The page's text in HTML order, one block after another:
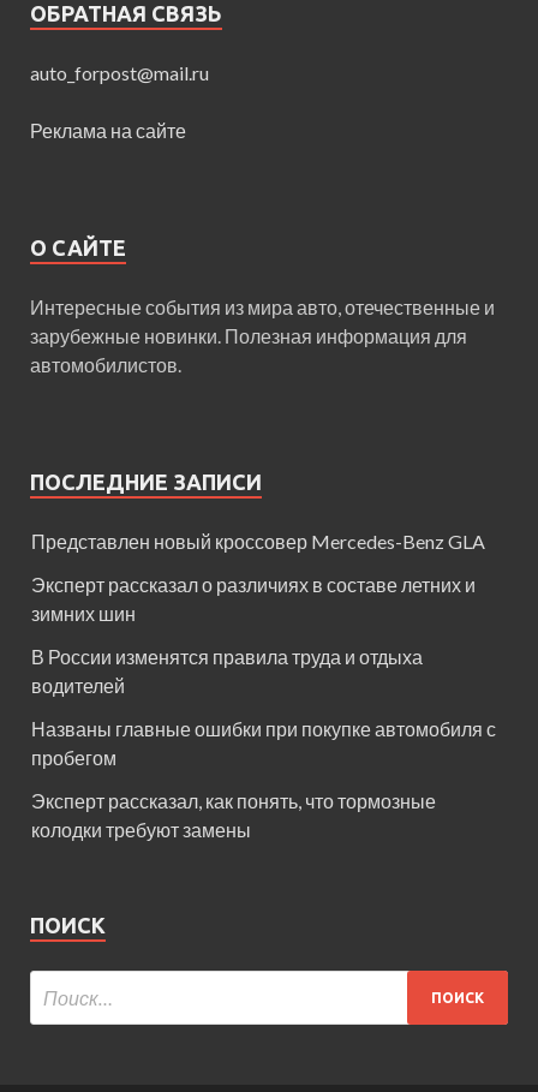
ОБРАТНАЯ СВЯЗЬ
auto_forpost@mail.ru
Реклама на сайте
О САЙТЕ
Интересные события из мира авто, отечественные и
зарубежные новинки. Полезная информация для
автомобилистов.
ПОСЛЕДНИЕ ЗАПИСИ
Представлен новый кроссовер Mercedes-Benz GLA
Эксперт рассказал о различиях в составе летних и
зимних шин
В России изменятся правила труда и отдыха
водителей
Названы главные ошибки при покупке автомобиля с
пробегом
Эксперт рассказал, как понять, что тормозные
колодки требуют замены
ПОИСК